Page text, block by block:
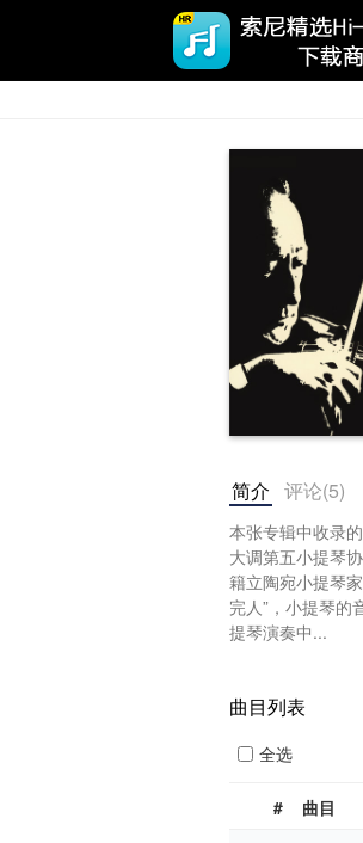
简介 评论(5)
本张专辑中收录
大调第五小提琴
籍立陶宛小提琴
完人”，小提琴的
提琴演奏中...
曲目列表
全选
# 曲目